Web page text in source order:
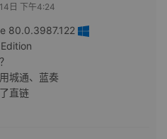
日 下午4:24
80.0.3987.122
城通、蓝奏
直链